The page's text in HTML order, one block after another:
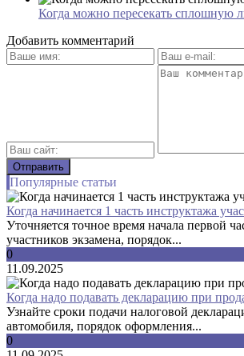
Когда можно пересекать сплошную
Добавить комментарий
Популярные статьи
Когда начинается 1 часть инструктажа
Уточняется точное время начала первой
участников экзамена, порядок...
0
11.09.2025
Когда надо подавать декларацию при
Узнайте сроки подачи налоговой
автомобиля, порядок оформления...
0